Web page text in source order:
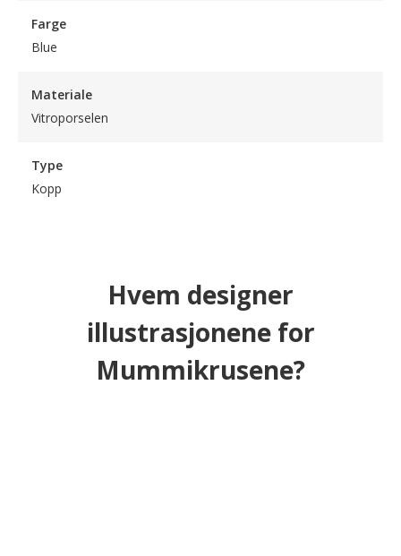
Farge
Blue
Materiale
Vitroporselen
Type
Kopp
Hvem designer
illustrasjonene for
Mummikrusene?